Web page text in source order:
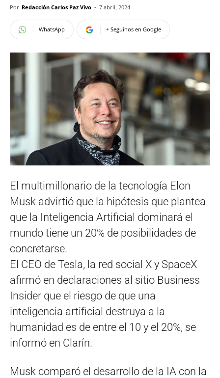
Por Redacción Carlos Paz Vivo - 7 abril, 2024
WhatsApp + Seguinos en Google
El multimillonario de la tecnología Elon
Musk advirtió que la hipótesis que plantea
que la Inteligencia Artificial dominará el
mundo tiene un 20% de posibilidades de
concretarse.
El CEO de Tesla, la red social X y SpaceX
afirmó en declaraciones al sitio Business
Insider que el riesgo de que una
inteligencia artificial destruya a la
humanidad es de entre el 10 y el 20%, se
informó en Clarín.
Musk comparó el desarrollo de la IA con la